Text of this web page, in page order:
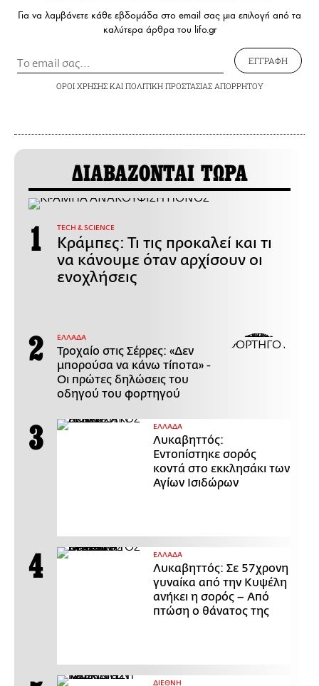
Για να λαμβάνετε κάθε εβδομάδα στο email σας μια επιλογή από τα
καλύτερα άρθρα του lifo.gr
ΕΓΓΡΑΦΗ
ΟΡΟΙ ΧΡΗΣΗΣΚΑΙ ΠΟΛΙΤΙΚΗ ΠΡΟΣΤΑΣΙΑΣ ΑΠΟΡΡΗΤΟΥ
ΔΙΑΒΑΖΟΝΤΑΙ ΤΩΡΑ
ΤECH & SCIENCE
Κράμπες: Τι τις προκαλεί και τι
να κάνουμε όταν αρχίσουν οι
ενοχλήσεις
ΕΛΛΑΔΑ
Τροχαίο στις Σέρρες: «Δεν
μπορούσα να κάνω τίποτα» -
Οι πρώτες δηλώσεις του
οδηγού του φορτηγού
ΕΛΛΑΔΑ
Λυκαβηττός:
Εντοπίστηκε σορός
κοντά στο εκκλησάκι των
Αγίων Ισιδώρων
ΕΛΛΑΔΑ
Λυκαβηττός: Σε 57χρονη
γυναίκα από την Κυψέλη
ανήκει η σορός – Από
πτώση ο θάνατος της
ΔΙΕΘΝΗ